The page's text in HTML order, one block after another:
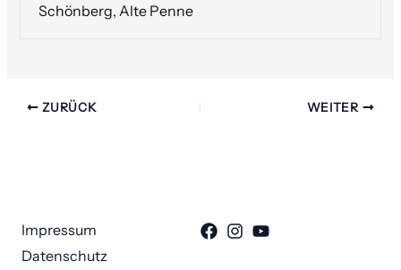
Schönberg, Alte Penne
ZURÜCK WEITER
Impressum
Datenschutz